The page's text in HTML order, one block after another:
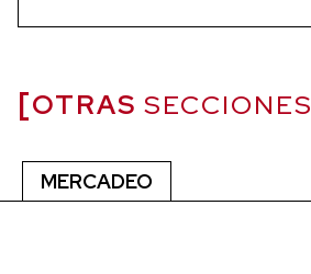
OTRAS SECCIONES
MERCADEO